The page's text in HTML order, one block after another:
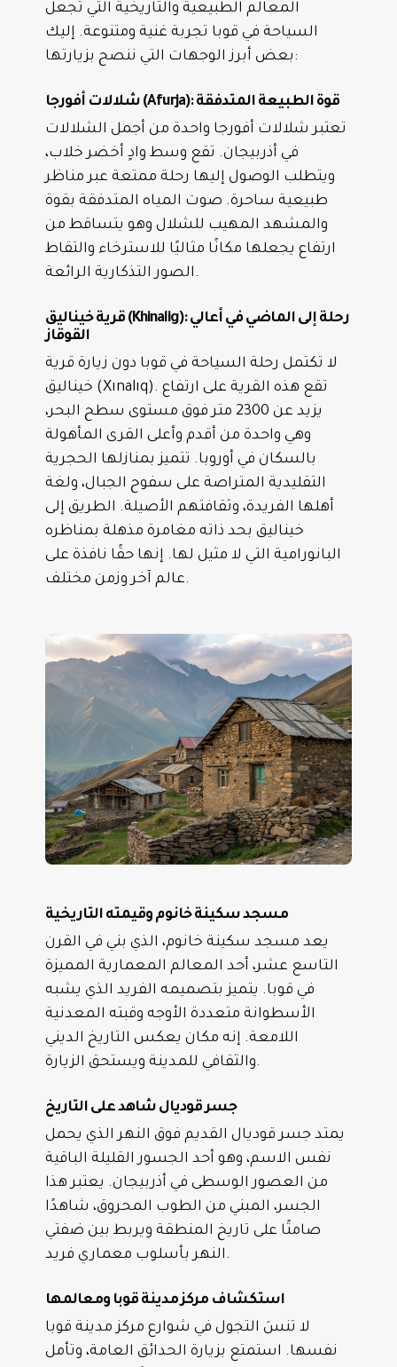
المعالم الطبيعية والتاريخية التي تجعل
السياحة في قوبا تجربة غنية ومتنوعة. إليك
بعض أبرز الوجهات التي ننصح بزيارتها:
شلالات أفورجا (Afurja): قوة الطبيعة المتدفقة
تعتبر شلالات أفورجا واحدة من أجمل الشلالات
في أذربيجان. تقع وسط وادٍ أخضر خلاب،
ويتطلب الوصول إليها رحلة ممتعة عبر مناظر
طبيعية ساحرة. صوت المياه المتدفقة بقوة
والمشهد المهيب للشلال وهو يتساقط من
ارتفاع يجعلها مكانًا مثاليًا للاسترخاء والتقاط
الصور التذكارية الرائعة.
قرية خيناليق (Khinalig): رحلة إلى الماضي في أعالي
القوقاز
لا تكتمل رحلة السياحة في قوبا دون زيارة قرية
خيناليق (Xınalıq). تقع هذه القرية على ارتفاع
يزيد عن 2300 متر فوق مستوى سطح البحر،
وهي واحدة من أقدم وأعلى القرى المأهولة
بالسكان في أوروبا. تتميز بمنازلها الحجرية
التقليدية المتراصة على سفوح الجبال، ولغة
أهلها الفريدة، وثقافتهم الأصيلة. الطريق إلى
خيناليق بحد ذاته مغامرة مذهلة بمناظره
البانورامية التي لا مثيل لها. إنها حقًا نافذة على
عالم آخر وزمن مختلف.
مسجد سكينة خانوم وقيمته التاريخية
يعد مسجد سكينة خانوم، الذي بني في القرن
التاسع عشر، أحد المعالم المعمارية المميزة
في قوبا. يتميز بتصميمه الفريد الذي يشبه
الأسطوانة متعددة الأوجه وقبته المعدنية
اللامعة. إنه مكان يعكس التاريخ الديني
والثقافي للمدينة ويستحق الزيارة.
جسر قوديال شاهد على التاريخ
يمتد جسر قوديال القديم فوق النهر الذي يحمل
نفس الاسم، وهو أحد الجسور القليلة الباقية
من العصور الوسطى في أذربيجان. يعتبر هذا
الجسر، المبني من الطوب المحروق، شاهدًا
صامتًا على تاريخ المنطقة ويربط بين ضفتي
النهر بأسلوب معماري فريد.
استكشاف مركز مدينة قوبا ومعالمها
لا تنسَ التجول في شوارع مركز مدينة قوبا
نفسها. استمتع بزيارة الحدائق العامة، وتأمل